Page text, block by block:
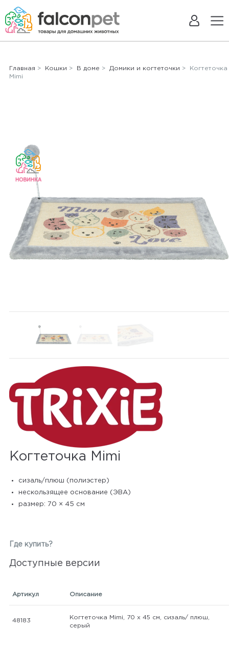
Главная > Кошки > В доме > Домики и когтеточки > Когтеточка
Mimi
Когтеточка Mimi
сизаль/плюш (полиэстер)
нескользящее основание (ЭВА)
размер: 70 × 45 см
Где купить?
Доступные версии
Артикул Описание
48183
Когтеточка Mimi, 70 х 45 см, сизаль/ плюш,
серый